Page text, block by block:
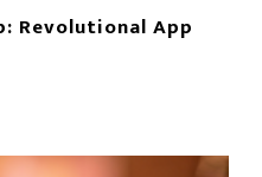
Revolutional App